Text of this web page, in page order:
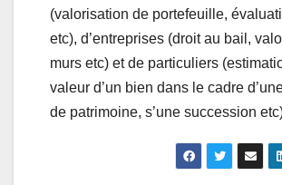
(valorisation de portefeuille,
etc), d’entreprises (droit au bail,
murs etc) et de particuliers
valeur d’un bien dans le cadre
de patrimoine, s’une succession